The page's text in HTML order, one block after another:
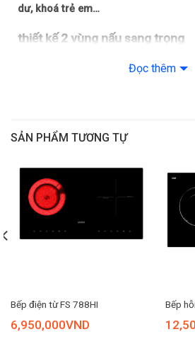
dư, khoá trẻ em…
thiết kế 2 vùng nấu sang trọng
gàng, giúp tiết kiệm diện tích cho
độBooster gia nhiệt nhanh
Bếp từ Canzy CZ I36912C Serial 8.0
công suất 4800W, công suất mỗi
khả năng nấu nướng nhanh chóng,
cho người nội trợ.
2400W. Chỉ với một thao tác chạm,
chọn sẽ đạt đến mức cực đại trong
Đọc thêm
SẢN PHẨM TƯƠNG TỰ
Bếp điện từ FS 788HI
6,950,000VND
Bếp